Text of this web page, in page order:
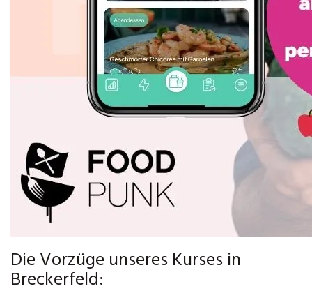
Die Vorzüge unseres Kurses in
Breckerfeld: